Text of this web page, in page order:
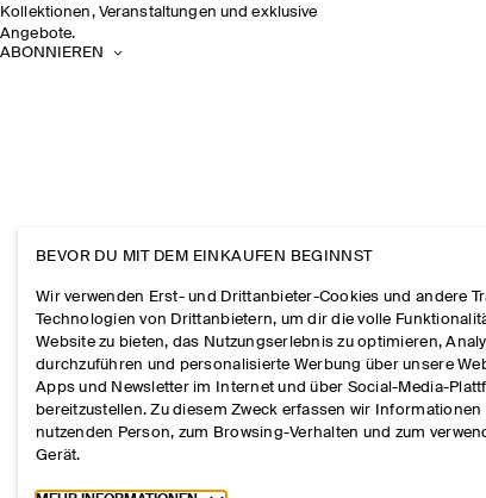
Kollektionen, Veranstaltungen und exklusive
Angebote.
ABONNIEREN
BEVOR DU MIT DEM EINKAUFEN BEGINNST
Wir verwenden Erst- und Drittanbieter-Cookies und andere
Technologien von Drittanbietern, um dir die volle
Website zu bieten, das Nutzungserlebnis zu optimieren,
durchzuführen und personalisierte Werbung über unsere
Apps und Newsletter im Internet und über Social-Media-
bereitzustellen. Zu diesem Zweck erfassen wir Informationen
nutzenden Person, zum Browsing-Verhalten und zum
Gerät.